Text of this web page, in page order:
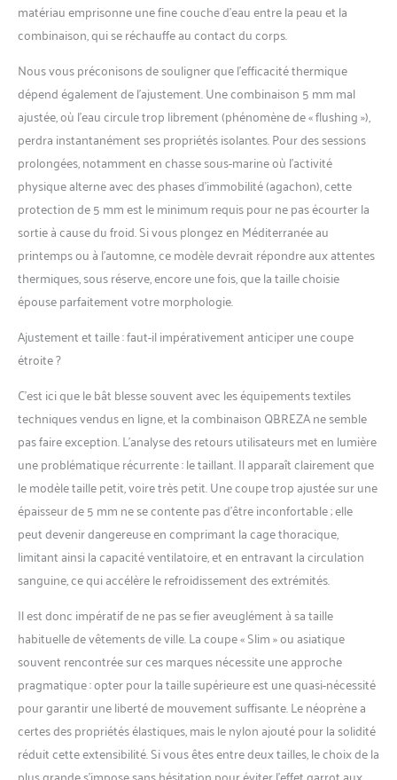
matériau emprisonne une fine couche d’eau entre la peau et la
combinaison, qui se réchauffe au contact du corps.
Nous vous préconisons de souligner que l’efficacité thermique
dépend également de l’ajustement. Une combinaison 5 mm mal
ajustée, où l’eau circule trop librement (phénomène de « flushing »),
perdra instantanément ses propriétés isolantes. Pour des sessions
prolongées, notamment en chasse sous-marine où l’activité
physique alterne avec des phases d’immobilité (agachon), cette
protection de 5 mm est le minimum requis pour ne pas écourter la
sortie à cause du froid. Si vous plongez en Méditerranée au
printemps ou à l’automne, ce modèle devrait répondre aux attentes
thermiques, sous réserve, encore une fois, que la taille choisie
épouse parfaitement votre morphologie.
Ajustement et taille : faut-il impérativement anticiper une coupe
étroite ?
C’est ici que le bât blesse souvent avec les équipements textiles
techniques vendus en ligne, et la combinaison QBREZA ne semble
pas faire exception. L’analyse des retours utilisateurs met en lumière
une problématique récurrente : le taillant. Il apparaît clairement que
le modèle taille petit, voire très petit. Une coupe trop ajustée sur une
épaisseur de 5 mm ne se contente pas d’être inconfortable ; elle
peut devenir dangereuse en comprimant la cage thoracique,
limitant ainsi la capacité ventilatoire, et en entravant la circulation
sanguine, ce qui accélère le refroidissement des extrémités.
Il est donc impératif de ne pas se fier aveuglément à sa taille
habituelle de vêtements de ville. La coupe « Slim » ou asiatique
souvent rencontrée sur ces marques nécessite une approche
pragmatique : opter pour la taille supérieure est une quasi-nécessité
pour garantir une liberté de mouvement suffisante. Le néoprène a
certes des propriétés élastiques, mais le nylon ajouté pour la solidité
réduit cette extensibilité. Si vous êtes entre deux tailles, le choix de la